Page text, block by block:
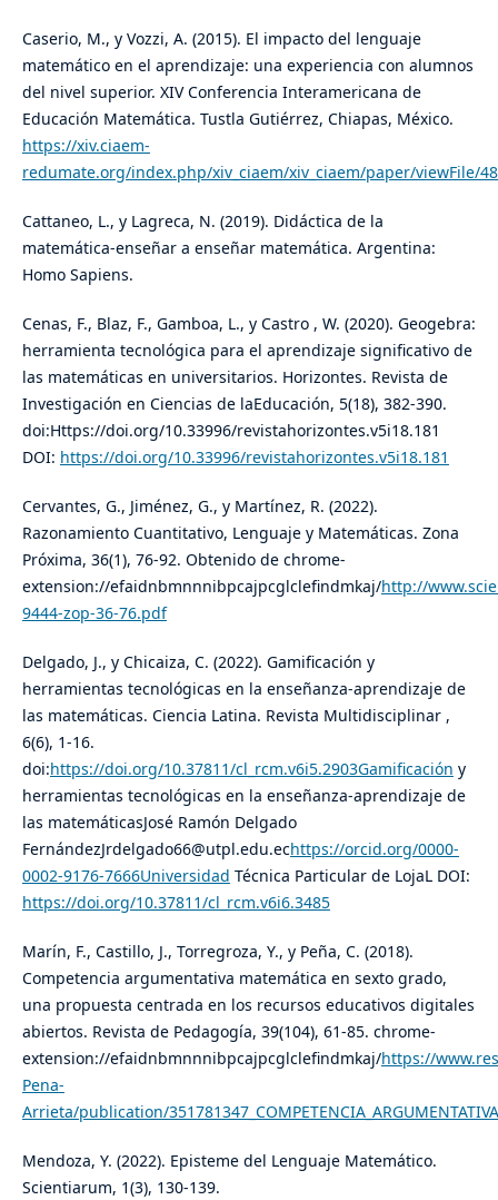
Caserio, M., y Vozzi, A. (2015). El impacto del lenguaje
matemático en el aprendizaje: una experiencia con alumnos
del nivel superior. XIV Conferencia Interamericana de
Educación Matemática. Tustla Gutiérrez, Chiapas, México.
https://xiv.ciaem-
redumate.org/index.php/xiv_ciaem/xiv_ciaem/paper/viewFile/
Cattaneo, L., y Lagreca, N. (2019). Didáctica de la
matemática-enseñar a enseñar matemática. Argentina:
Homo Sapiens.
Cenas, F., Blaz, F., Gamboa, L., y Castro , W. (2020). Geogebra:
herramienta tecnológica para el aprendizaje significativo de
las matemáticas en universitarios. Horizontes. Revista de
Investigación en Ciencias de laEducación, 5(18), 382-390.
doi:Https://doi.org/10.33996/revistahorizontes.v5i18.181
DOI: https://doi.org/10.33996/revistahorizontes.v5i18.181
Cervantes, G., Jiménez, G., y Martínez, R. (2022).
Razonamiento Cuantitativo, Lenguaje y Matemáticas. Zona
Próxima, 36(1), 76-92. Obtenido de chrome-
extension://efaidnbmnnnibpcajpcglclefindmkaj/http://
9444-zop-36-76.pdf
Delgado, J., y Chicaiza, C. (2022). Gamificación y
herramientas tecnológicas en la enseñanza-aprendizaje de
las matemáticas. Ciencia Latina. Revista Multidisciplinar ,
6(6), 1-16.
doi:https://doi.org/10.37811/cl_rcm.v6i5.2903Gamificación y
herramientas tecnológicas en la enseñanza-aprendizaje de
las matemáticasJosé Ramón Delgado
FernándezJrdelgado66@utpl.edu.echttps://orcid.org/0000-
0002-9176-7666Universidad Técnica Particular de LojaL DOI:
https://doi.org/10.37811/cl_rcm.v6i6.3485
Marín, F., Castillo, J., Torregroza, Y., y Peña, C. (2018).
Competencia argumentativa matemática en sexto grado,
una propuesta centrada en los recursos educativos digitales
abiertos. Revista de Pedagogía, 39(104), 61-85. chrome-
extension://efaidnbmnnnibpcajpcglclefindmkaj/https://
Pena-
Arrieta/publication/
Mendoza, Y. (2022). Episteme del Lenguaje Matemático.
Scientiarum, 1(3), 130-139.